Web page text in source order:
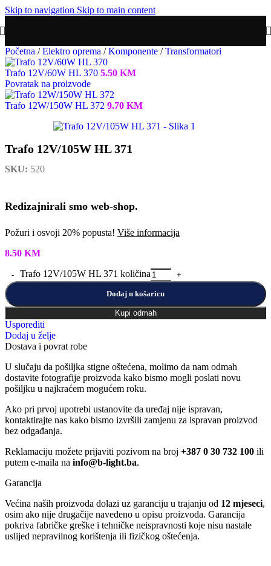
Skip to navigation Skip to main content
Početna / Elektro oprema / Komponente / Transformatori
Trafo 12V/60W HL 370 5.50 KM
Povratak na proizvode
Trafo 12W/150W HL 372 9.70 KM
Trafo 12V/105W HL 371
SKU: 520
Redizajnirali smo web-shop.
Požuri i osvoji 20% popusta! Više informacija
8.50 KM
Trafo 12V/105W HL 371 količina
Dodaj u košaricu
Kupi odmah
Usporediti
Dodaj u želje
Dostava i povrat robe
U slučaju da pošiljka stigne oštećena, molimo da nam odmah
dostavite fotografije proizvoda kako bismo mogli poslati novu
pošiljku u najkraćem mogućem roku.
Ako pri prvoj upotrebi ustanovite da uređaj nije ispravan,
kontaktirajte nas kako bismo izvršili zamjenu za ispravan proizvod
bez odgađanja.
Reklamaciju možete prijaviti pozivom na broj +387 0 30 732 100 ili
putem e-maila na info@b-light.ba.
Garancija
Većina naših proizvoda dolazi uz garanciju u trajanju od 12 mjeseci,
osim ako nije drugačije navedeno u opisu proizvoda. Garancija
pokriva fabričke greške i tehničke neispravnosti koje nisu nastale
uslijed nepravilnog korištenja ili fizičkog oštećenja.